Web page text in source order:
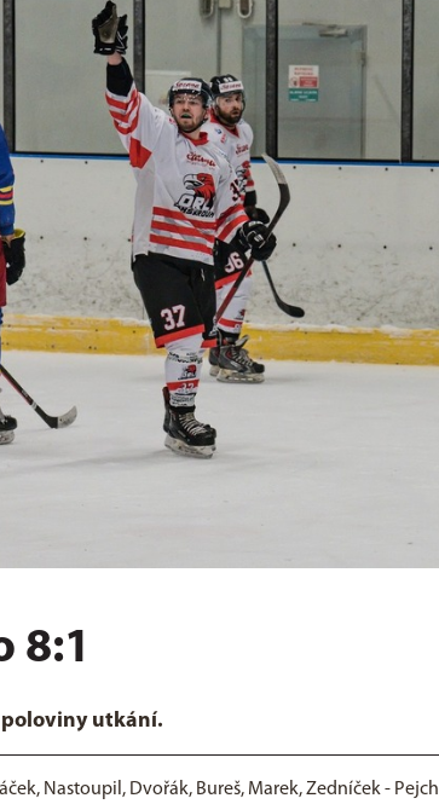
8:1
poloviny utkání.
Nastoupil, Dvořák, Bureš, Marek, Zedníček -